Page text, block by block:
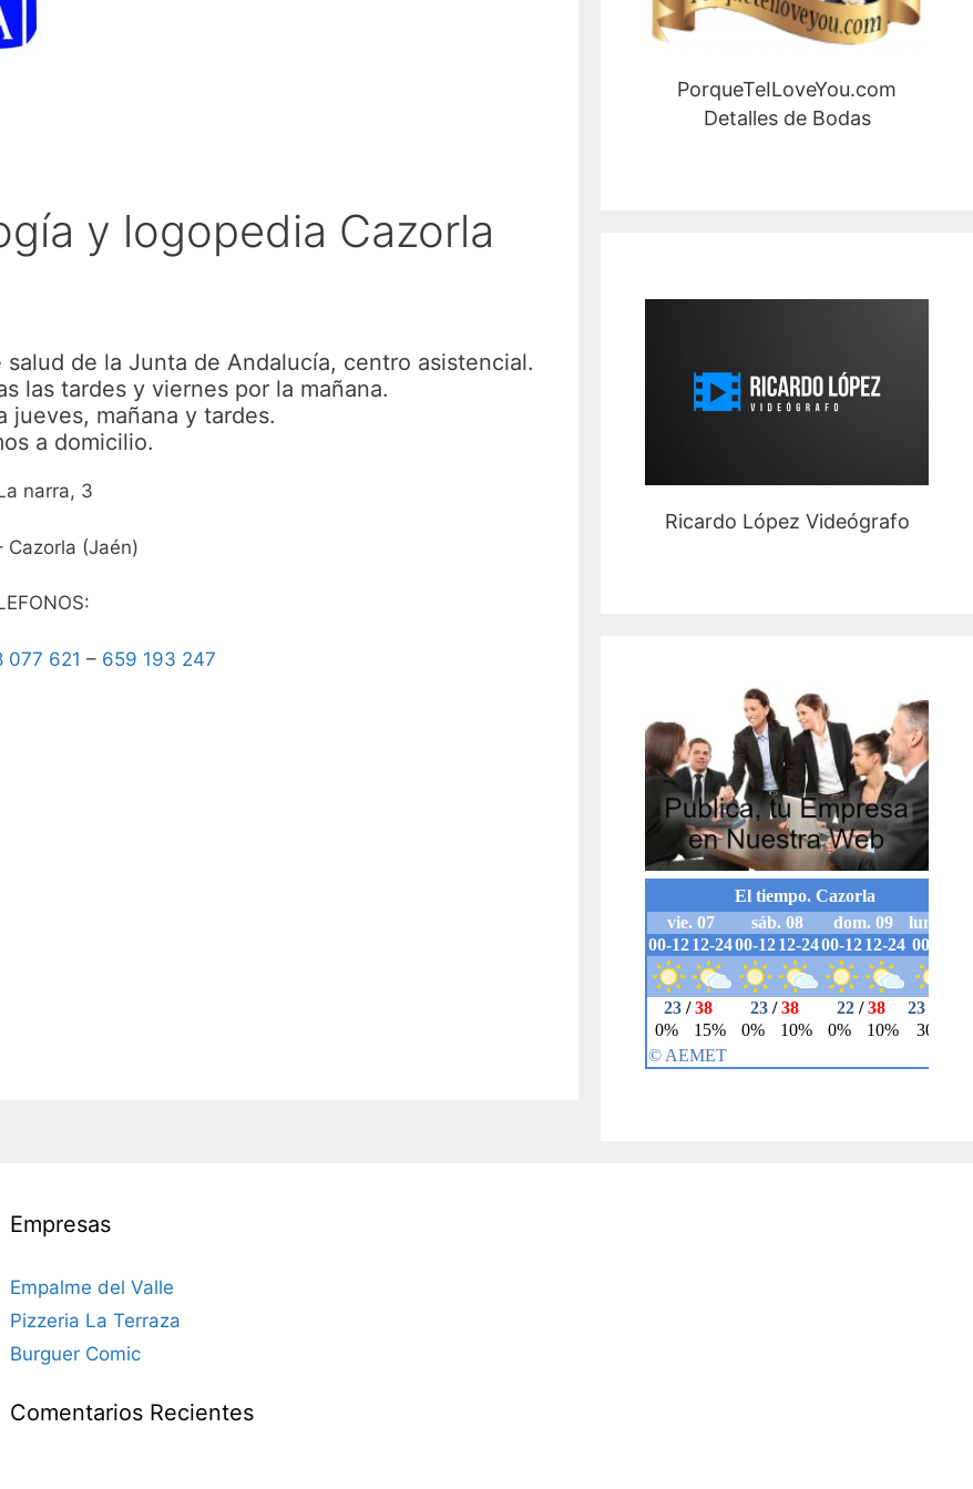
y logopedia Cazorla
de la Junta de Andalucía, centro asistencial.
las tardes y viernes por la mañana.
jueves, mañana y tardes.
a domicilio.
narra, 3
Cazorla (Jaén)
077 621 – 659 193 247
PorqueTeILoveYou.com
Detalles de Bodas
Ricardo López Videógrafo
Empresas
Empalme del Valle
Pizzeria La Terraza
Burguer Comic
Comentarios Recientes